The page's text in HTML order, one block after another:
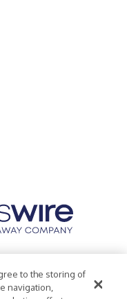
Statement
to the storing of
navigation,